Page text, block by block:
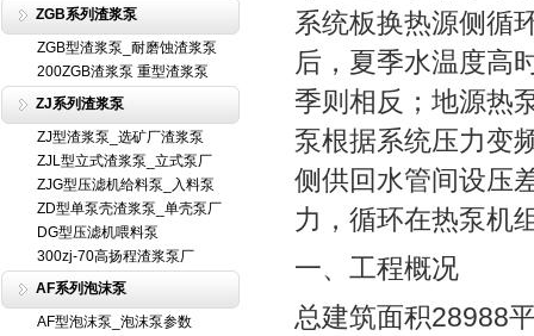
ZGB系列渣浆泵
ZGB型渣浆泵_耐磨蚀渣浆泵
200ZGB渣浆泵 重型渣浆泵
ZJ系列渣浆泵
ZJ型渣浆泵_选矿厂渣浆泵
ZJL型立式渣浆泵_立式泵厂
ZJG型压滤机给料泵_入料泵
ZD型单泵壳渣浆泵_单壳泵厂
DG型压滤机喂料泵
300zj-70高扬程渣浆泵厂
AF系列泡沫泵
AF型泡沫泵_泡沫泵参数
系统板换热源侧循
后，夏季水温度高
季则相反；地源热
泵根据系统压力变
侧供回水管间设压
力，循环在热泵机
一、工程概况
总建筑面积28988